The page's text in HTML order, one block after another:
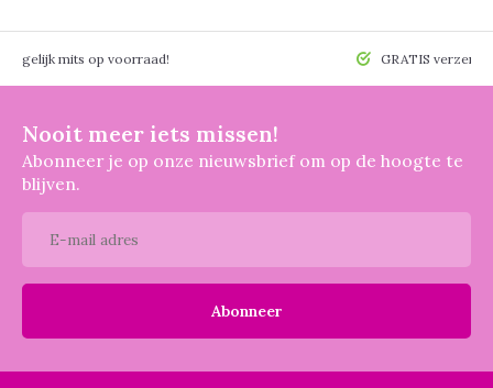
mits op voorraad! GRATIS
Nooit meer iets missen!
Abonneer je op onze nieuwsbrief om op de hoogte te
blijven.
Abonneer